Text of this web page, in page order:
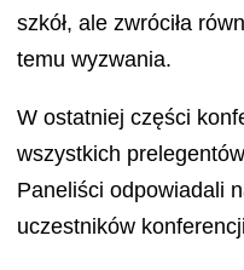
szkół, ale zwróciła
temu wyzwania.
W ostatniej części
wszystkich
Paneliści odpowiadali
uczestników